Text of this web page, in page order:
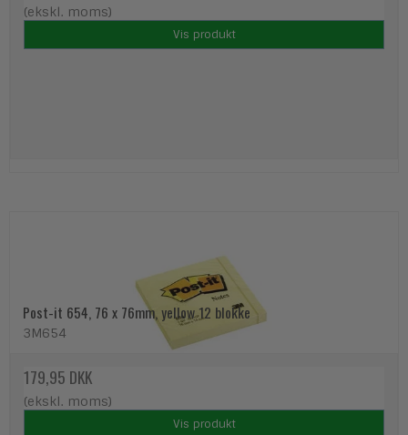
(ekskl. moms)
Vis produkt
Post-it 654, 76 x 76mm, yellow 12 blokke
3M654
179,95 DKK
(ekskl. moms)
Vis produkt